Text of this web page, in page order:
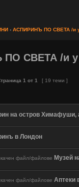
‹ АСПИРИНЪ ПО СВЕТА /и
СВЕТА /и у
1 от 1 [ 19 теми ]
на остров Химафуши,
в Лондон
Музей
Аптеки